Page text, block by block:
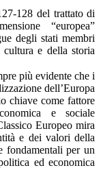
128 del trattato di
“europea”
degli stati membri
e della storia
più evidente che i
dell’Europa
chiave come fattore
a e sociale
Europeo mira
e dei valori della
fondamentali per un
edeconomica